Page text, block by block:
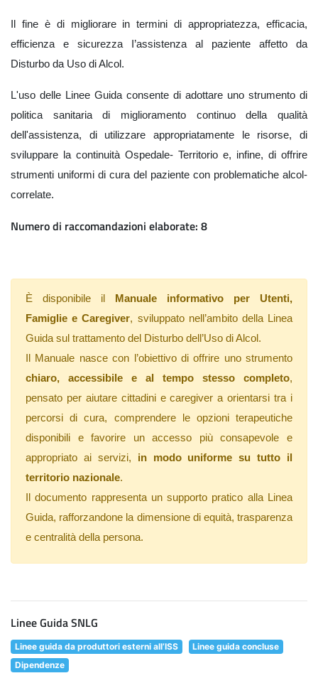
Il fine è di migliorare in termini di appropriatezza, efficacia,
efficienza e sicurezza I’assistenza al paziente affetto da
Disturbo da Uso di Alcol.
L'uso delle Linee Guida consente di adottare uno strumento di
politica sanitaria di miglioramento continuo della qualità
dell'assistenza, di utilizzare appropriatamente le risorse, di
sviluppare la continuità Ospedale- Territorio e, infine, di offrire
strumenti uniformi di cura del paziente con problematiche alcol-
correlate.
Numero di raccomandazioni elaborate: 8
È disponibile il
Manuale informativo per Utenti,
Famiglie e Caregiver, sviluppato nell’ambito della Linea
Guida sul trattamento del Disturbo dell’Uso di Alcol.
Il Manuale nasce con l’obiettivo di offrire uno strumento
chiaro, accessibile e al tempo stesso completo,
pensato per aiutare cittadini e caregiver a orientarsi tra i
percorsi di cura, comprendere le opzioni terapeutiche
disponibili e favorire un accesso più consapevole e
appropriato ai servizi, in modo uniforme su tutto il
territorio nazionale.
Il documento rappresenta un supporto pratico alla Linea
Guida, rafforzandone la dimensione di equità, trasparenza
e centralità della persona.
Linee Guida SNLG
Linee guida da produttori esterni all’ISS
Linee guida concluse
Dipendenze